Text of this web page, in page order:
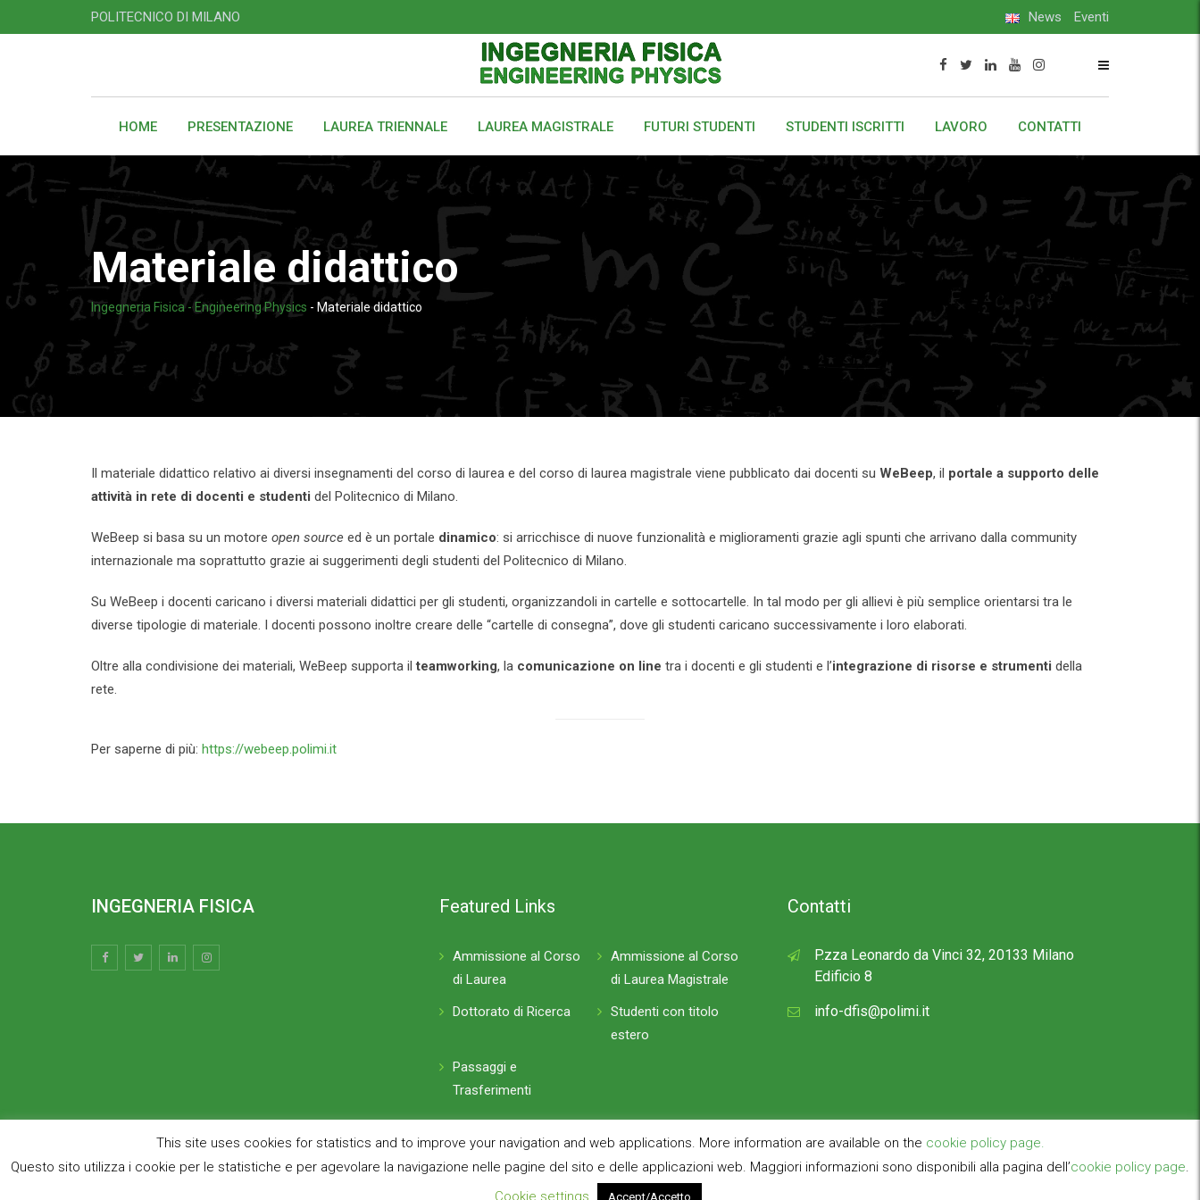
to
POLITECNICO DI MILANO News Eventi
HOME PRESENTAZIONE LAUREA TRIENNALE LAUREA MAGISTRALE FUTURI STUDENTI STUDENTI ISCRITTI LAVORO CONTATTI
Materiale didattico
Ingegneria Fisica - Engineering Physics - Materiale didattico
Il materiale didattico relativo ai diversi insegnamenti del corso di laurea e del corso di laurea magistrale viene pubblicato dai docenti su WeBeep, il portale a supporto delle
attività in rete di docenti e studenti del Politecnico di Milano.
WeBeep si basa su un motore open source ed è un portale dinamico: si arricchisce di nuove funzionalità e miglioramenti grazie agli spunti che arrivano dalla community
internazionale ma soprattutto grazie ai suggerimenti degli studenti del Politecnico di Milano.
Su WeBeep i docenti caricano i diversi materiali didattici per gli studenti, organizzandoli in cartelle e sottocartelle. In tal modo per gli allievi è più semplice orientarsi tra le
diverse tipologie di materiale. I docenti possono inoltre creare delle “cartelle di consegna”, dove gli studenti caricano successivamente i loro elaborati.
Oltre alla condivisione dei materiali, WeBeep supporta ilteamworking, la comunicazione on line tra i docenti e gli studenti e l’integrazione di risorse e strumenti della
rete.
Per saperne di più: https://webeep.polimi.it
INGEGNERIA FISICA Featured Links
Ammissione al Corso
di Laurea
Ammissione al Corso
di Laurea Magistrale
Dottorato di Ricerca
Studenti con titolo
estero
Passaggi e
Trasferimenti
Contatti
P.zza Leonardo da Vinci 32, 20133 Milano
Edificio 8
info-dfis@polimi.it
Ingegneria Fisica - Engineering Physics
This site uses cookies for statistics and to improve your navigation and web applications. More information are available on the cookie policy page.
Questo sito utilizza i cookie per le statistiche e per agevolare la navigazione nelle pagine del sito e delle applicazioni web. Maggiori informazioni sono disponibili alla pagina dell’cookie policy page.
Cookie settings
Accept/Accetto